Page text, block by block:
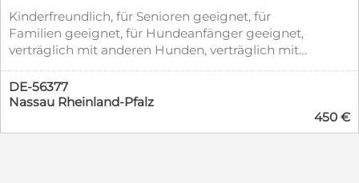
sich gut mit Artgenossen. Sam hat eine
Schulterhöhe von 40 cm, ist gechipt, entwurmt
und hat alle Impfungen. Sam ist ideal als
Zweithund. Er ist ruhig, weint nicht, kann alleine
bleiben und hat keine Anzeichen von Jagdtrieb.
Wer verliebt sich in die kleine Maus? Er ist
herzerrreißend freundlich. Schlägt kurz an, wenn
Kinderfreundlich, für Senioren geeignet, für
Familien geeignet, für Hundeanfänger geeignet,
verträglich mit anderen Hunden, verträglich mit
Katzen, geimpft (mind. Pflichtimpfungen),
entwurmt, gechipt, mit EU-Heimtierausweis,
Welpenwurf, Stubenrein
DE-56377
Nassau Rheinland-Pfalz
450 €